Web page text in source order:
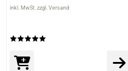
Habe ich so noch nie
inkl. MwSt. zzgl. Versand